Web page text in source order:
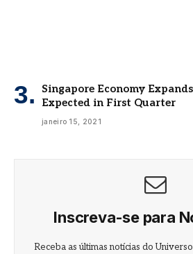
Singapore Economy
Expected in First Quarter
janeiro 15, 2021
Inscreva-se para
Receba as últimas notícias do